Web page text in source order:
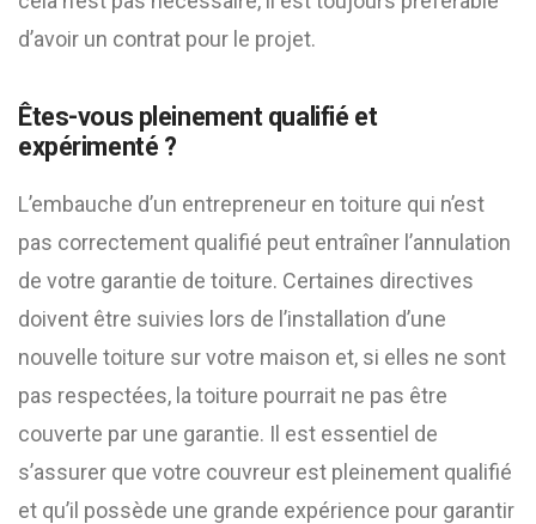
d’avoir un contrat pour le projet.
Êtes-vous pleinement qualifié et
expérimenté ?
L’embauche d’un entrepreneur en toiture qui n’est
pas correctement qualifié peut entraîner l’annulation
de votre garantie de toiture. Certaines directives
doivent être suivies lors de l’installation d’une
nouvelle toiture sur votre maison et, si elles ne sont
pas respectées, la toiture pourrait ne pas être
couverte par une garantie. Il est essentiel de
s’assurer que votre couvreur est pleinement qualifié
et qu’il possède une grande expérience pour garantir